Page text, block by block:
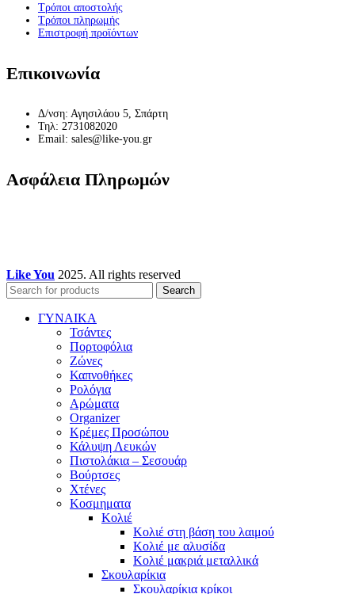
Τρόποι αποστολής
Τρόποι πληρωμής
Επιστροφή προϊόντων
Επικοινωνία
Δ/νση: Αγησιλάου 5, Σπάρτη
Τηλ: 2731082020
Email: sales@like-you.gr
Ασφάλεια Πληρωμών
Like You 2025. All rights reserved
Search
ΓΥΝΑΙΚΑ
Τσάντες
Πορτοφόλια
Ζώνες
Καπνοθήκες
Ρολόγια
Αρώματα
Organizer
Κρέμες Προσώπου
Κάλυψη Λευκών
Πιστολάκια – Σεσουάρ
Βούρτσες
Χτένες
Κοσμηματα
Κολιέ
Κολιέ στη βάση του λαιμού
Κολιέ με αλυσίδα
Κολιέ μακριά μεταλλικά
Σκουλαρίκια
Σκουλαρίκια κρίκοι